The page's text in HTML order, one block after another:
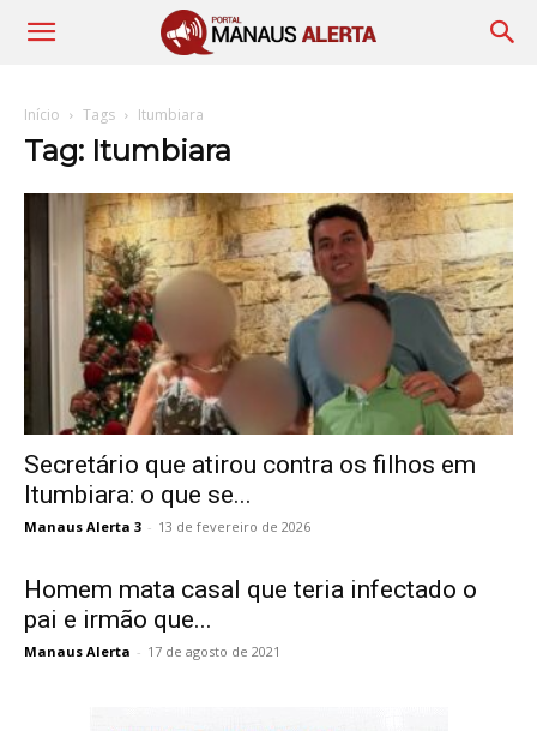
Início Tags Itumbiara
Tag: Itumbiara
Secretário que atirou contra os filhos em
Itumbiara: o que se...
Manaus Alerta 3 - 13 de fevereiro de 2026
Homem mata casal que teria infectado o
pai e irmão que...
Manaus Alerta - 17 de agosto de 2021